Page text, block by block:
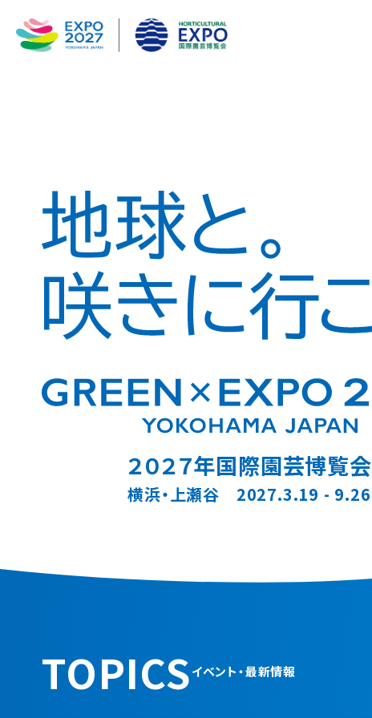
２０２７年国際園芸博覧会
横浜・上瀬谷 2027.3.19 - 9.26
TOPICSイベント・最新情報